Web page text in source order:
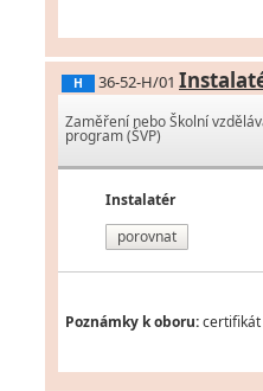
H 36-52-H/01
Zaměření nebo Školní
program (ŠVP)
Instalatér
porovnat
Poznámky k oboru:certifikát